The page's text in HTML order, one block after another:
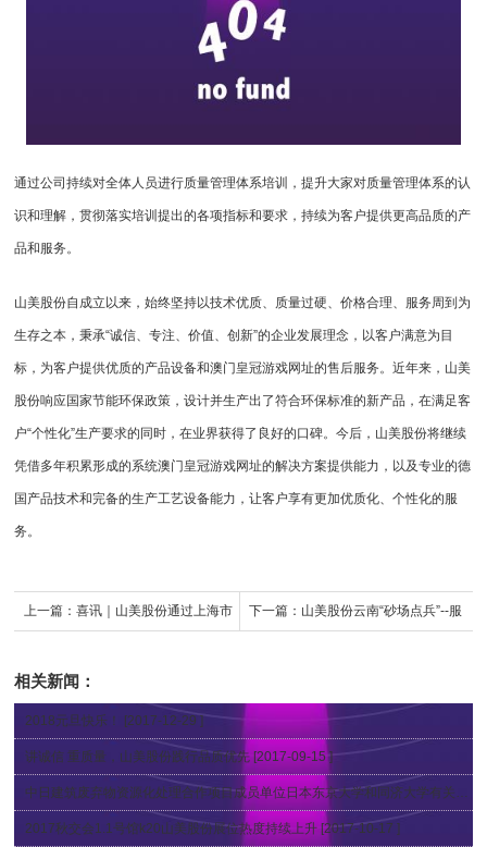
通过公司持续对全体人员进行质量管理体系培训，提升大家对质量管理体系的认
识和理解，贯彻落实培训提出的各项指标和要求，持续为客户提供更高品质的产
品和服务。
山美股份自成立以来，始终坚持以技术优质、质量过硬、价格合理、服务周到为
生存之本，秉承“诚信、专注、价值、创新”的企业发展理念，以客户满意为目
标，为客户提供优质的产品设备和澳门皇冠游戏网址的售后服务。近年来，山美
股份响应国家节能环保政策，设计并生产出了符合环保标准的新产品，在满足客
户“个性化”生产要求的同时，在业界获得了良好的口碑。今后，山美股份将继续
凭借多年积累形成的系统澳门皇冠游戏网址的解决方案提供能力，以及专业的德
国产品技术和完备的生产工艺设备能力，让客户享有更加优质化、个性化的服
务。
上一篇： 喜讯｜山美股份通过上海市 下一篇： 山美股份云南“砂场点兵”--服
相关新闻：
2018元旦快乐！ [2017-12-29 ]
讲诚信 重质量，山美股份践行品质优先 [2017-09-15 ]
中日建筑废弃物资源化处理合作项目成员单位日本东京大学和同济大学有关研究人员到山美参观交流
2017秋交会1.1号馆k20山美股份展位热度持续上升 [2017-10-17 ]